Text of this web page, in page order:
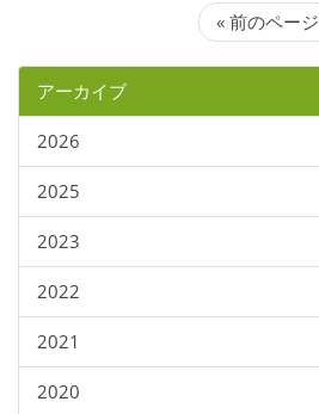
« 前のページ
アーカイブ
2026
2025
2023
2022
2021
2020